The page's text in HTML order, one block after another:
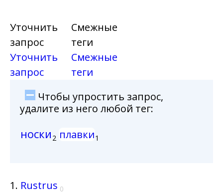
Уточнить
запрос
Уточнить
запрос
Смежные
теги
Смежные
теги
Чтобы упростить запрос,
удалите из него любой тег:
носки 2 плавки1
1. Rustrus 0